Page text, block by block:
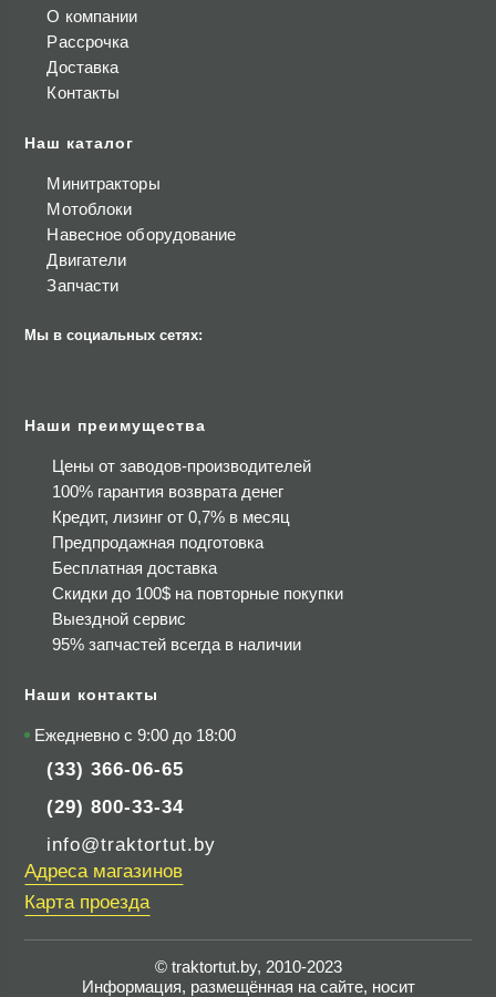
О компании
Рассрочка
Доставка
Контакты
Наш каталог
Минитракторы
Мотоблоки
Навесное оборудование
Двигатели
Запчасти
Мы в социальных сетях:
Наши преимущества
Цены от заводов-производителей
100% гарантия возврата денег
Кредит, лизинг от 0,7% в месяц
Предпродажная подготовка
Бесплатная доставка
Скидки до 100$ на повторные покупки
Выездной сервис
95% запчастей всегда в наличии
Наши контакты
Ежедневно с 9:00 до 18:00
(33) 366-06-65
(29) 800-33-34
info@traktortut.by
Адреса магазинов
Карта проезда
© traktortut.by, 2010-2023
Информация, размещённая на сайте, носит